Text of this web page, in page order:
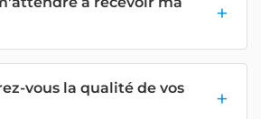
vous la qualité de vos